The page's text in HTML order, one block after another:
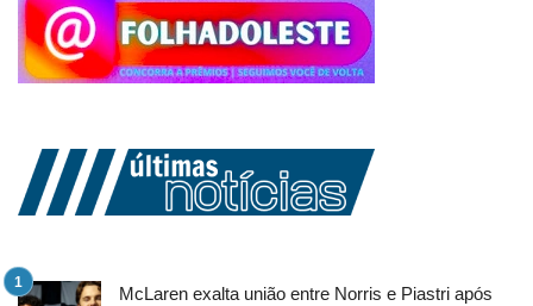
McLaren exalta união entre Norris e Piastri após